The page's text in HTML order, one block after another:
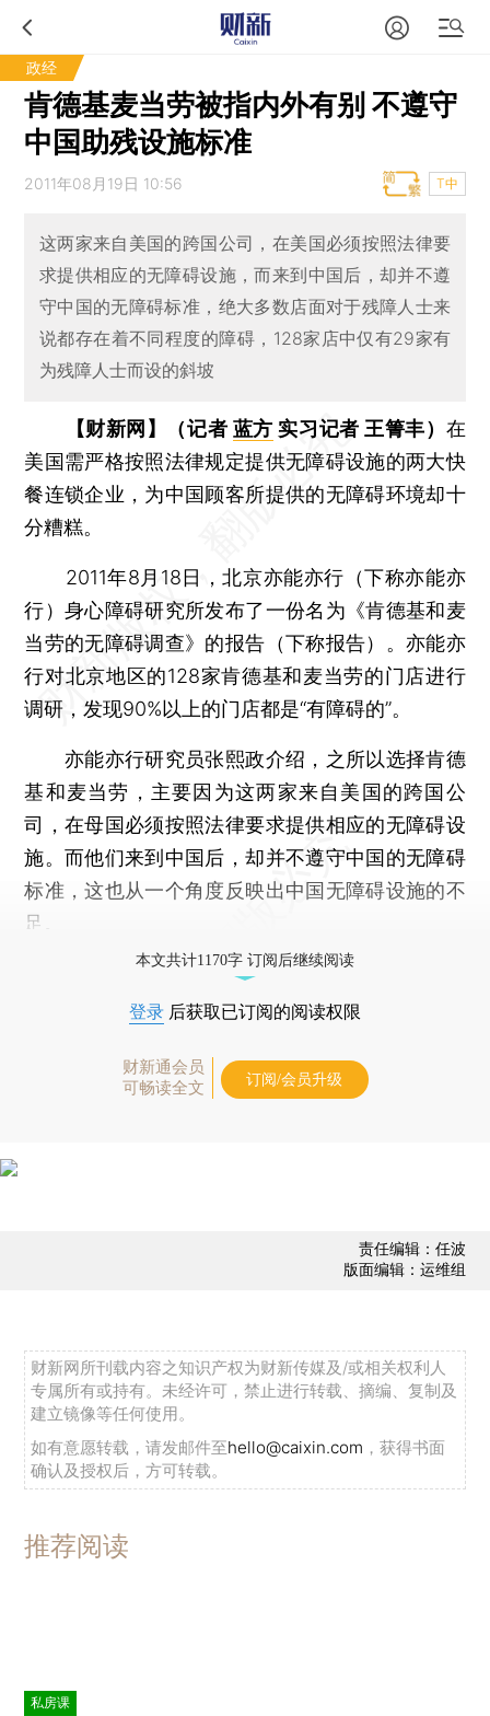
政经
肯德基麦当劳被指内外有别 不遵守
中国助残设施标准
2011年08月19日 10:56 T中
这两家来自美国的跨国公司，在美国必须按照法律要
求提供相应的无障碍设施，而来到中国后，却并不遵
守中国的无障碍标准，绝大多数店面对于残障人士来
说都存在着不同程度的障碍，128家店中仅有29家有
为残障人士而设的斜坡
【财新网】（记者 蓝方 实习记者 王箐丰） 在
美国需严格按照法律规定提供无障碍设施的两大快
餐连锁企业，为中国顾客所提供的无障碍环境却十
分糟糕。
2011年8月18日，北京亦能亦行（下称亦能亦
行）身心障碍研究所发布了一份名为《肯德基和麦
当劳的无障碍调查》的报告（下称报告）。亦能亦
行对北京地区的128家肯德基和麦当劳的门店进行
调研，发现90%以上的门店都是“有障碍的”。
亦能亦行研究员张熙政介绍，之所以选择肯德
基和麦当劳，主要因为这两家来自美国的跨国公
司，在母国必须按照法律要求提供相应的无障碍设
施。而他们来到中国后，却并不遵守中国的无障碍
标准，这也从一个角度反映出中国无障碍设施的不
足。
本文共计1170字 订阅后继续阅读
登录 后获取已订阅的阅读权限
财新通会员
可畅读全文
订阅/会员升级
责任编辑：任波
版面编辑：运维组
财新网所刊载内容之知识产权为财新传媒及/或相关权利人
专属所有或持有。未经许可，禁止进行转载、摘编、复制及
建立镜像等任何使用。
如有意愿转载，请发邮件至hello@caixin.com ，获得书面
确认及授权后，方可转载。
推荐阅读
私房课